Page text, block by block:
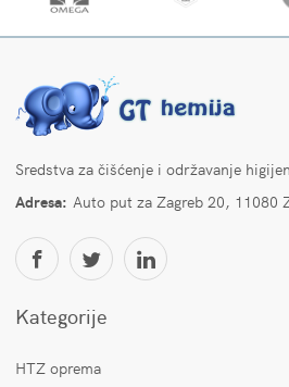
Sredstva za čišćenje i održavanje
Adresa: Auto put za Zagreb 20, 11080
Kategorije
HTZ oprema